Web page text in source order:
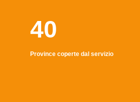
40
Province coperte dal servizio